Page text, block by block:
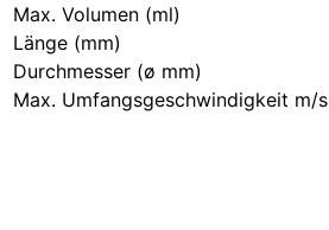
Max. Volumen (ml)
Länge (mm)
Durchmesser (ø mm)
Max. Umfangsgeschwindigkeit m/s